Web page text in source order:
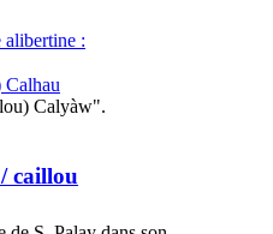
alibertine :
Calhau
Calyàw".
/ caillou